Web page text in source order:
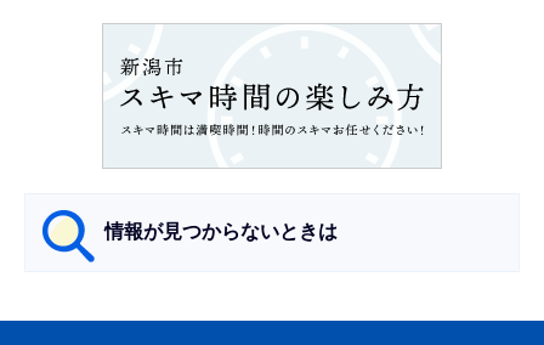
情報が見つからないときは